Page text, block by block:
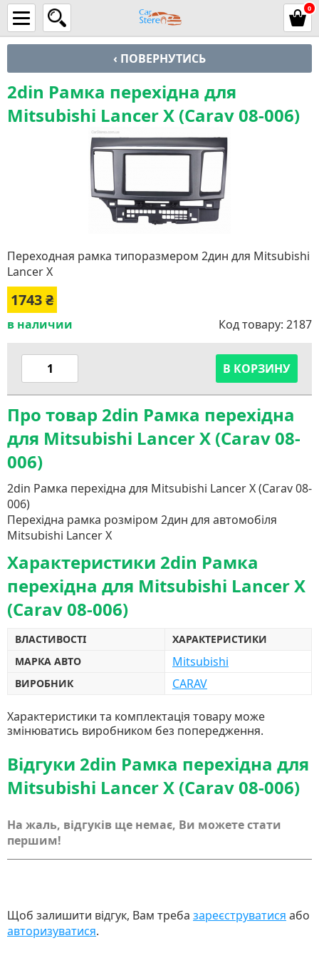
0
‹ ПОВЕРНУТИСЬ
2din Рамка перехідна для
Mitsubishi Lancer X (Carav 08-006)
Переходная рамка типоразмером 2дин для Mitsubishi
Lancer X
1743₴
в наличии Код товару: 2187
В КОРЗИНУ
Про товар 2din Рамка перехідна
для Mitsubishi Lancer X (Carav 08-
006)
2din Рамка перехідна для Mitsubishi Lancer X (Carav 08-
006)
Перехідна рамка розміром 2дин для автомобіля
Mitsubishi Lancer X
Характеристики 2din Рамка
перехідна для Mitsubishi Lancer X
(Carav 08-006)
ВЛАСТИВОСТІ
ХАРАКТЕРИСТИКИ
МАРКА АВТО
Mitsubishi
ВИРОБНИК CARAV
Характеристики та комплектація товару може
змінюватись виробником без попередження.
Відгуки 2din Рамка перехідна для
Mitsubishi Lancer X (Carav 08-006)
На жаль, відгуків ще немає, Ви можете стати
першим!
Щоб залишити відгук, Вам треба зареєструватися або
авторизуватися.